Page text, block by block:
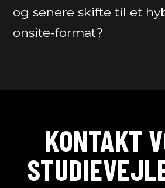
og senere skifte til et
onsite-format?
KONTAKT